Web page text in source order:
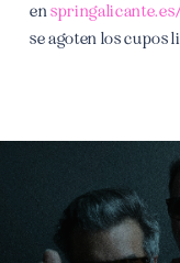
en
se agoten los cupos